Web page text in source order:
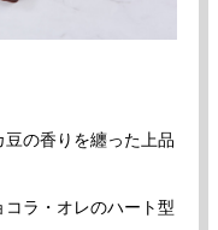
の香りを纏った上品
ラ・オレのハート型